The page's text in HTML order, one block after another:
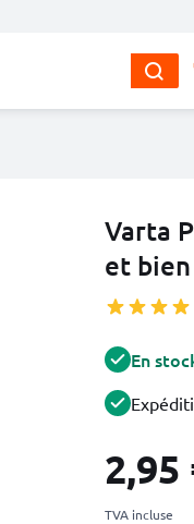
Varta
et
En
2,95
TVA incluse